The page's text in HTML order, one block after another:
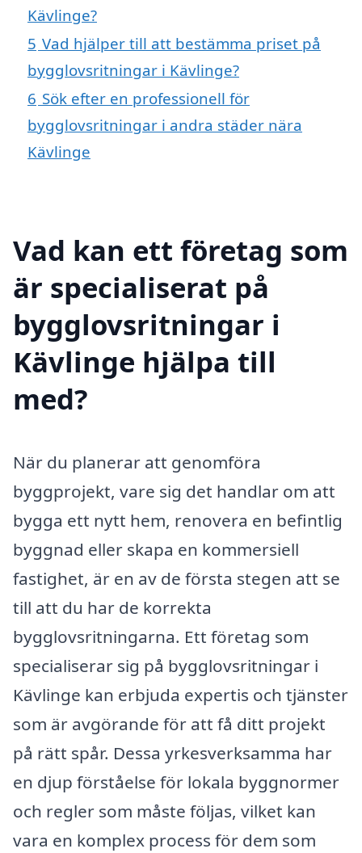
Kävlinge?
5 Vad hjälper till att bestämma priset på
bygglovsritningar i Kävlinge?
6 Sök efter en professionell för
bygglovsritningar i andra städer nära
Kävlinge
Vad kan ett företag som
är specialiserat på
bygglovsritningar i
Kävlinge hjälpa till
med?
När du planerar att genomföra
byggprojekt, vare sig det handlar om att
bygga ett nytt hem, renovera en befintlig
byggnad eller skapa en kommersiell
fastighet, är en av de första stegen att se
till att du har de korrekta
bygglovsritningarna. Ett företag som
specialiserar sig på bygglovsritningar i
Kävlinge kan erbjuda expertis och tjänster
som är avgörande för att få ditt projekt
på rätt spår. Dessa yrkesverksamma har
en djup förståelse för lokala byggnormer
och regler som måste följas, vilket kan
vara en komplex process för dem som